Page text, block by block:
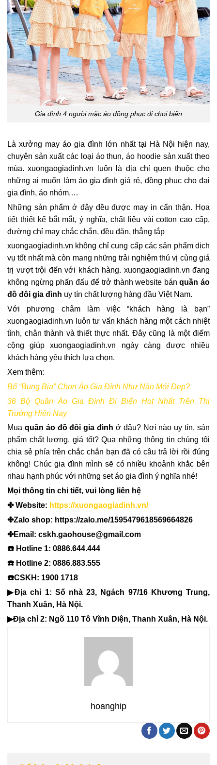
Gia đình 4 người mặc áo đồng phục đi chơi biển
Là xưởng may áo gia đình lớn nhất tại Hà Nội hiện nay,
chuyên sản xuất các loại áo thun, áo hoodie sản xuất theo
mùa. xuongaogiadinh.vn luôn là địa chỉ quen thuộc cho
những ai muốn làm áo gia đình giá rẻ, đồng phục cho đại
gia đình, áo nhóm,…
Những sản phẩm ở đây đều được may in cẩn thận. Họa
tiết thiết kế bắt mắt, ý nghĩa, chất liệu vải cotton cao cấp,
đường chỉ may chắc chắn, đều đặn, thẳng tắp
xuongaogiadinh.vn không chỉ cung cấp các sản phẩm dịch
vụ tốt nhất mà còn mang những trải nghiệm thú vị cùng giá
trị vượt trội đến với khách hàng. xuongaogiadinh.vn đang
không ngừng phấn đấu để trở thành website bánquần áo
đồ đôi gia đình uy tín chất lượng hàng đầu Việt Nam.
Với phương châm làm việc “khách hàng là bạn”
xuongaogiadinh.vn luôn tư vấn khách hàng một cách nhiệt
tình, chân thành và thiết thực nhất. Đây cũng là một điểm
cộng giúp xuongaogiadinh.vn ngày càng được nhiều
khách hàng yêu thích lựa chọn.
Xem thêm:
Bố “Bụng Bia” Chọn Áo Gia Đình Như Nào Mới Đẹp?
36 Bộ Quần Áo Gia Đình Đi Biển Hot Nhất Trên Thị
Trường Hiện Nay
Mua quần áo đồ đôi gia đình ở đâu? Nơi nào uy tín, sản
phẩm chất lượng, giá tốt? Qua những thông tin chúng tôi
chia sẻ phía trên chắc chắn bạn đã có câu trả lời rồi đúng
không! Chúc gia đình mình sẽ có nhiều khoảnh khắc bên
nhau hạnh phúc với những set áo gia đình ý nghĩa nhé!
Mọi thông tin chi tiết, vui lòng liên hệ
✤ Website: https://xuongaogiadinh.vn/
✤Zalo shop: https://zalo.me/1595479618569664826
✤Email: cskh.gaohouse@gmail.com
☎️ Hotline 1: 0886.644.444
☎️ Hotline 2: 0886.883.555
☎️CSKH: 1900 1718
▶Địa chỉ 1: Số nhà 23, Ngách 97/16 Khương Trung,
Thanh Xuân, Hà Nội.
▶Địa chỉ 2: Ngõ 110 Tô Vĩnh Diện, Thanh Xuân, Hà Nội.
hoanghip